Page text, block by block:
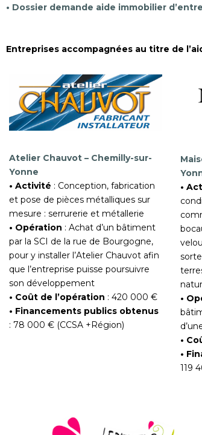
• Dossier demande aide immobilier
Entreprises accompagnées au titre de
Atelier Chauvot – Chemilly-sur-
Yonne
• Activité : Conception, fabrication
et pose de pièces métalliques sur
mesure : serrurerie et métallerie
• Opération : Achat d’un bâtiment
par la SCI de la rue de Bourgogne,
pour y installer l’Atelier Chauvot afin
que l’entreprise puisse poursuivre
son développement
• Coût de l’opération : 420 000 €
• Financements publics obtenus
: 78 000 € (CCSA +Région)
•
•
•
•
119